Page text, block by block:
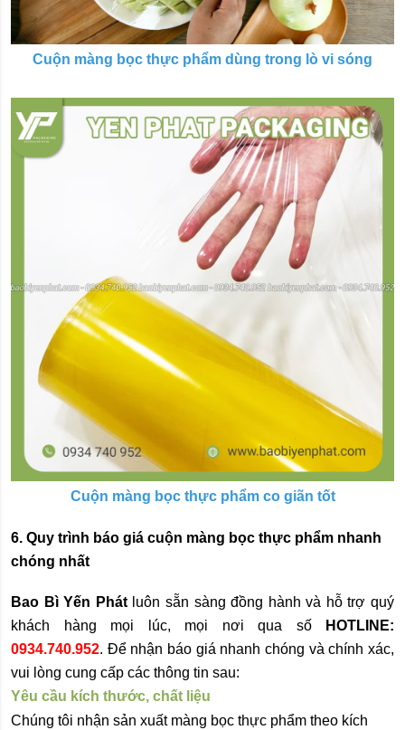
Cuộn màng bọc thực phẩm dùng trong lò vi sóng
Cuộn màng bọc thực phẩm co giãn tốt
6. Quy trình báo giá cuộn màng bọc thực phẩm nhanh
chóng nhất
Bao Bì Yến Phát luôn sẵn sàng đồng hành và hỗ trợ quý
khách hàng mọi lúc, mọi nơi qua số
0934.740.952. Để nhận báo giá nhanh chóng và chính xác,
vui lòng cung cấp các thông tin sau:
Yêu cầu kích thước, chất liệu
Chúng tôi nhận sản xuất màng bọc thực phẩm theo kích